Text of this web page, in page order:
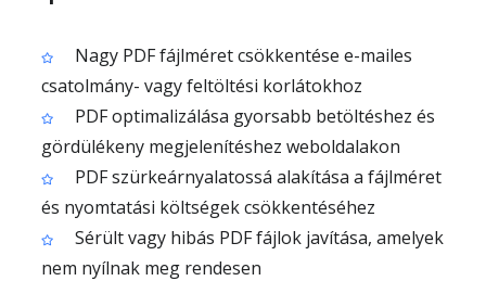
Nagy PDF fájlméret csökkentése e-mailes
csatolmány- vagy feltöltési korlátokhoz
PDF optimalizálása gyorsabb betöltéshez és
gördülékeny megjelenítéshez weboldalakon
PDF szürkeárnyalatossá alakítása a fájlméret
és nyomtatási költségek csökkentéséhez
Sérült vagy hibás PDF fájlok javítása, amelyek
nem nyílnak meg rendesen